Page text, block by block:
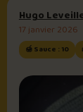
Hugo
17 janvier 2026
🍯 Sauce : 10